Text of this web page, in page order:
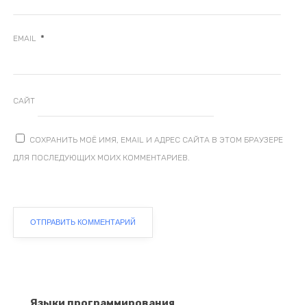
EMAIL *
САЙТ
СОХРАНИТЬ МОЁ ИМЯ, EMAIL И АДРЕС САЙТА В ЭТОМ БРАУЗЕРЕ
ДЛЯ ПОСЛЕДУЮЩИХ МОИХ КОММЕНТАРИЕВ.